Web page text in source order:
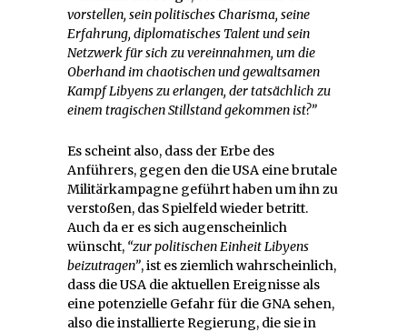
vorstellen, sein politisches Charisma, seine
Erfahrung, diplomatisches Talent und sein
Netzwerk für sich zu vereinnahmen, um die
Oberhand im chaotischen und gewaltsamen
Kampf Libyens zu erlangen, der tatsächlich zu
einem tragischen Stillstand gekommen ist?”
Es scheint also, dass der Erbe des
Anführers, gegen den die USA eine brutale
Militärkampagne geführt haben um ihn zu
verstoßen, das Spielfeld wieder betritt.
Auch da er es sich augenscheinlich
wünscht, “zur politischen Einheit Libyens
beizutragen”, ist es ziemlich wahrscheinlich,
dass die USA die aktuellen Ereignisse als
eine potenzielle Gefahr für die GNA sehen,
also die installierte Regierung, die sie in